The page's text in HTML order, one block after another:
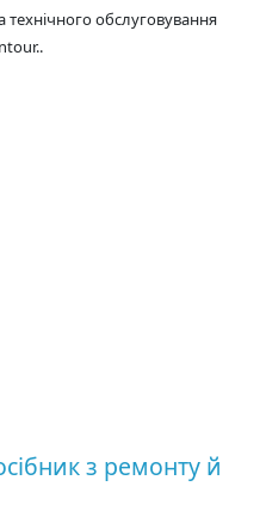
технічного обслуговування
з ремонту й